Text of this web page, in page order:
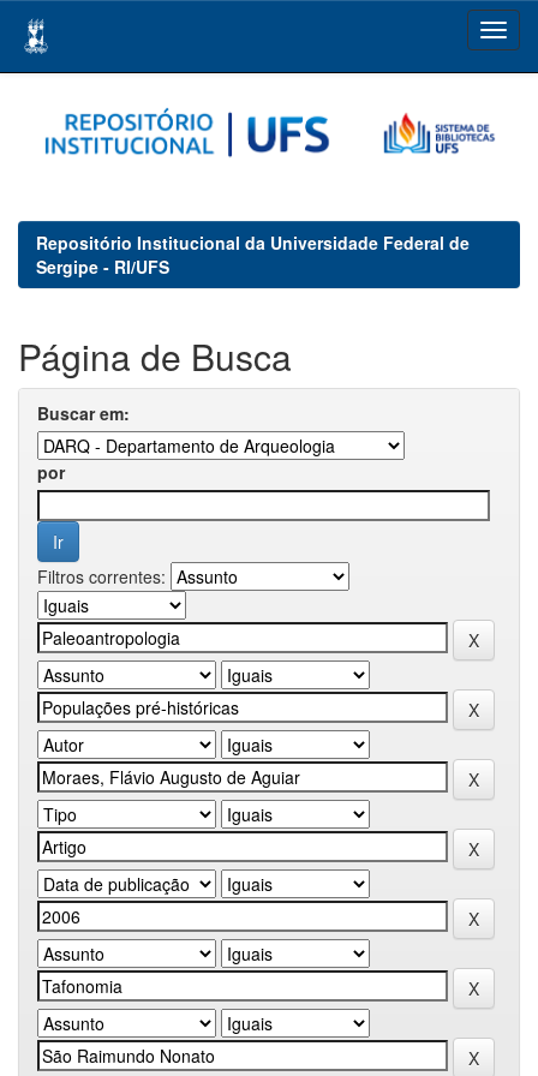
navigation
Repositório Institucional da Universidade Federal de
Sergipe - RI/UFS
Página de Busca
Buscar em:
por
Filtros correntes: